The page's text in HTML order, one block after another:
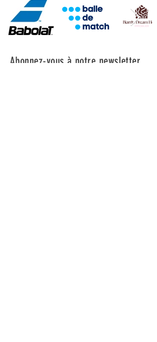
Abonnez-vous à notre newsletter